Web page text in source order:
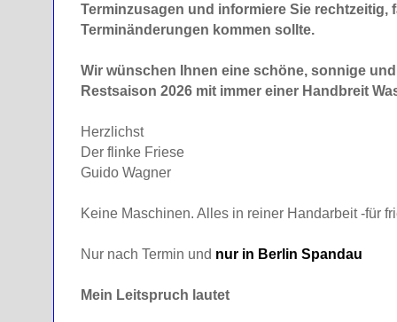
Terminzusagen und informiere Sie rechtzeitig,
Terminänderungen kommen sollte.
Wir wünschen Ihnen eine schöne, sonnige
Restsaison 2026 mit immer einer Handbreit
Herzlichst
Der flinke Friese
Guido Wagner
Keine Maschinen. Alles in reiner Handarbeit -für
Nur nach Termin und nur in Berlin Spandau
Mein Leitspruch lautet